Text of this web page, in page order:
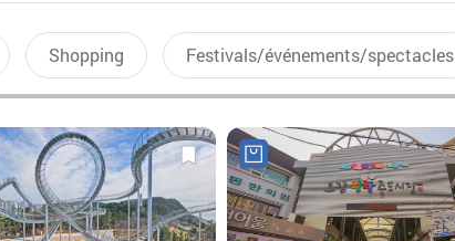
Shopping Festivals/événements/spectacles